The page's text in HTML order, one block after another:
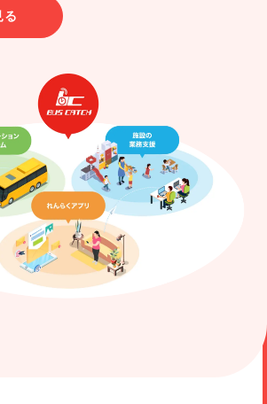
県児湯郡都）にご採用頂きました。
かのん（静岡県藤枝市）にご採用頂きま
小諸市）にご採用頂きました。
り所 いえらいえ（兵庫県尼崎市）にご採
あいち（愛知県名古屋市熱田区一番二丁目
ました。
る